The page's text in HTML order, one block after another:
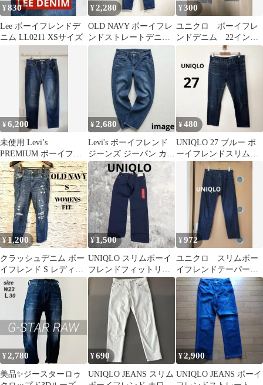
¥830
Lee ボーイフレンドデ
ニム LL0211 XSサイズ
¥2,280
OLD NAVY ボーイフレ
ンドストレートデニム
パンツ L
¥300
ユニクロ ボーイフレ
ンドデニム 22イン
チ リメイク
¥6,200
未使用 Levi’s
PREMIUM ボーイフレ
ンドデニム W27 濃紺
¥2,680
Levi's ボーイフレンド
ジーンズ ジーパン カッ
トオフ デニム 【27】
¥480
UNIQLO 27 ブルー ボ
ーイフレンドスリムフ
ィットジーンズ アン
¥1,200
クラッシュデニム ボー
イフレンド S レディー
ス ダメージ加工 Y2K
¥1,500
UNIQLO スリムボーイ
フレンドフィットリネ
ンブレンドアンクルカ
ラージーンズ
¥972
ユニクロ スリムボー
イフレンドテーパード
デニム インディゴ
24
¥2,780
美品✨ジースターロゥ
¥690
UNIQLO JEANS スリム
¥2,900
UNIQLO JEANS ボーイ